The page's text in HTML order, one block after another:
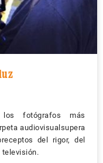
fotógrafos más
audiovisualsupera
del rigor, del
televisión.